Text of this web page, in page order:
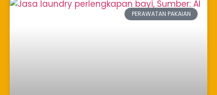
PERAWATAN PAKAIAN